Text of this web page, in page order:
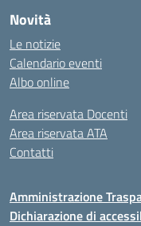
Novità
Le notizie
Calendario eventi
Albo online
Area riservata Docenti
Area riservata ATA
Contatti
Amministrazione
Dichiarazione di